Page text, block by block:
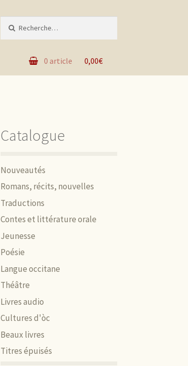
0,00€
0 article
Catalogue
Nouveautés
Romans, récits, nouvelles
Traductions
Contes et littérature orale
Jeunesse
Poésie
Langue occitane
Théâtre
Livres audio
Cultures d'òc
Beaux livres
Titres épuisés